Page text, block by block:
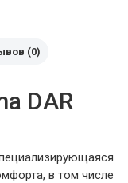
(0)
DAR
в том числе